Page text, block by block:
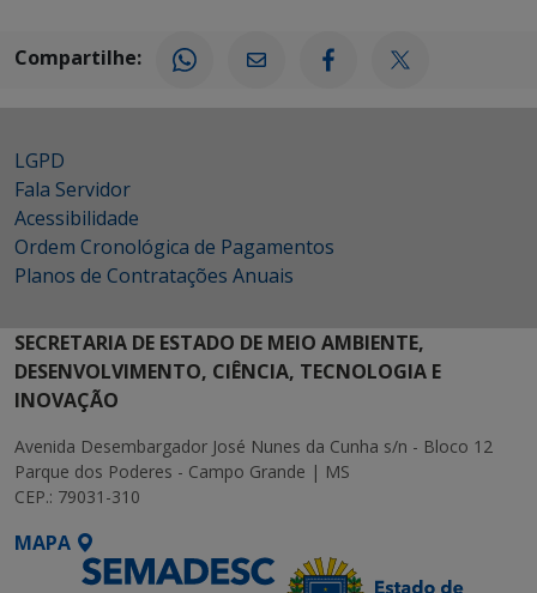
Compartilhe:
LGPD
Fala Servidor
Acessibilidade
Ordem Cronológica de Pagamentos
Planos de Contratações Anuais
SECRETARIA DE ESTADO DE MEIO AMBIENTE,
DESENVOLVIMENTO, CIÊNCIA, TECNOLOGIA E
INOVAÇÃO
Avenida Desembargador José Nunes da Cunha s/n - Bloco 12
Parque dos Poderes - Campo Grande | MS
CEP.: 79031-310
MAPA